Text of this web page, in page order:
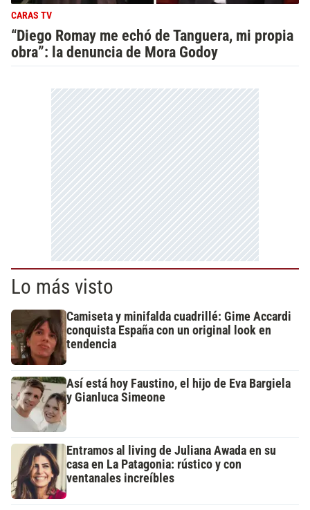
CARAS TV
“Diego Romay me echó de Tanguera, mi propia
obra”: la denuncia de Mora Godoy
Lo más visto
Camiseta y minifalda cuadrillé: Gime Accardi
conquista España con un original look en
tendencia
Así está hoy Faustino, el hijo de Eva Bargiela
y Gianluca Simeone
Entramos al living de Juliana Awada en su
casa en La Patagonia: rústico y con
ventanales increíbles